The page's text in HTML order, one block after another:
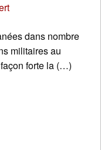
dans nombre
militaires au
forte la (…)